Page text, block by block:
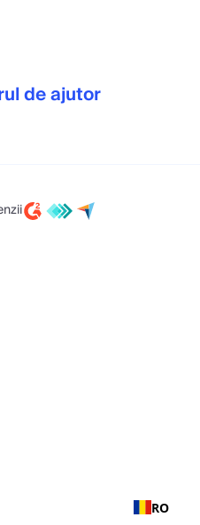
de ajutor
RO